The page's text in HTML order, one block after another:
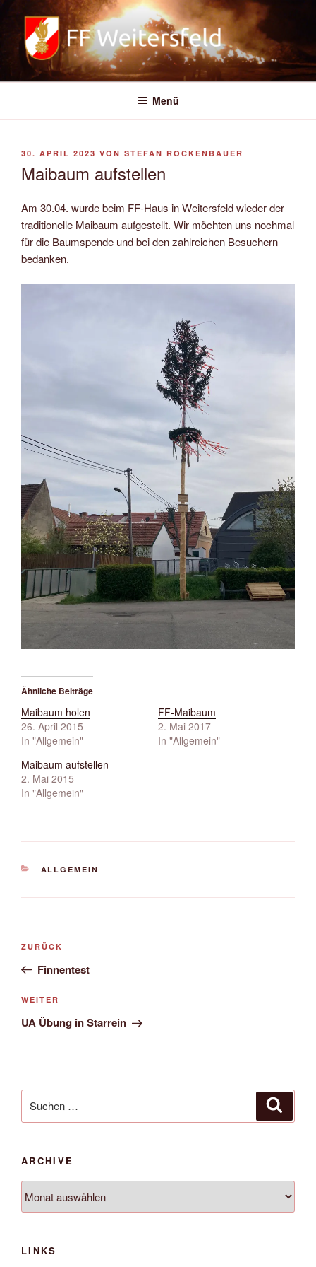
springen
FREIWILLIGE FEUERWEHR
WEITERSFELDMenü
VERÖFFENTLICHT
30. APRIL 2023 VON STEFAN ROCKENBAUER
Maibaum aufstellen
Am 30.04. wurde beim FF-Haus in Weitersfeld wieder der
traditionelle Maibaum aufgestellt. Wir möchten uns nochmal
für die Baumspende und bei den zahlreichen Besuchern
bedanken.
Ähnliche Beiträge
Maibaum holen
26. April 2015
In "Allgemein"
FF-Maibaum
2. Mai 2017
In "Allgemein"
Maibaum aufstellen
2. Mai 2015
In "Allgemein"
KATEGORIEN
ALLGEMEIN
Beitrags-
Vorheriger
Beitrag
ZURÜCK
Finnentest
Nächster
Beitrag
WEITER
UA Übung in Starrein
nach:
ARCHIVE
LINKS